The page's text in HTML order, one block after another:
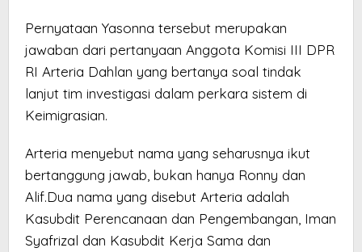
Pernyataan Yasonna tersebut merupakan
jawaban dari pertanyaan Anggota Komisi III DPR
RI Arteria Dahlan yang bertanya soal tindak
lanjut tim investigasi dalam perkara sistem di
Keimigrasian.
Arteria menyebut nama yang seharusnya ikut
bertanggung jawab, bukan hanya Ronny dan
Alif.Dua nama yang disebut Arteria adalah
Kasubdit Perencanaan dan Pengembangan, Iman
Syafrizal dan Kasubdit Kerja Sama dan